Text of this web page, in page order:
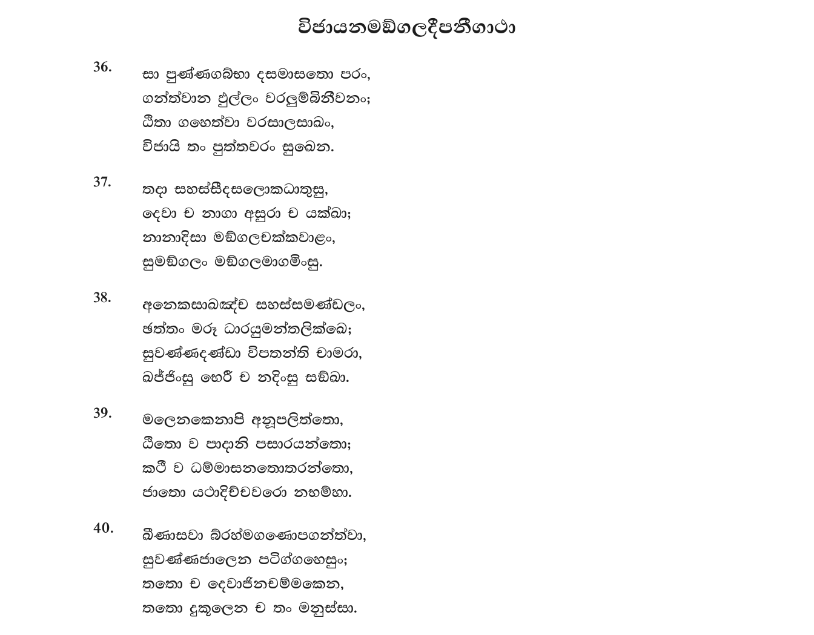
විජායනමඞ්ගලදීපනීගාථා
36.
සා පුණ්ණගබ්භා දසමාසතො පරං,
ගන්ත්වාන ඵුල්ලං වරලුම්බිනීවනං;
ඨිතා ගහෙත්වා වරසාලසාඛං,
විජායි තං පුත්තවරං සුඛෙන.
37.
තදා සහස්සීදසලොකධාතුසු,
දෙවා ච නාගා අසුරා ච යක්ඛා;
නානාදිසා මඞ්ගලචක්කවාළං,
සුමඞ්ගලං මඞ්ගලමාගමිංසු.
38.
අනෙකසාඛඤ්ච සහස්සමණ්ඩලං,
ඡත්තං මරූ ධාරයුමන්තලික්ඛෙ;
සුවණ්ණදණ්ඩා විපතන්ති චාමරා,
ඛජ්ජිංසු භෙරී ච නදිංසු සඞ්ඛා.
39.
මලෙනකෙනාපි අනූපලිත්තො,
ඨිතො ව පාදානි පසාරයන්තො;
කථී ව ධම්මාසනතොතරන්තො,
ජාතො යථාදිච්චවරො නභම්හා.
40.
ඛීණාසවා බ්රහ්මගණොපගන්ත්වා,
සුවණ්ණජාලෙන පටිග්ගහෙසුං;
තතො ච දෙවාජිනචම්මකෙන,
තතො දුකූලෙන ච තං මනුස්සා.